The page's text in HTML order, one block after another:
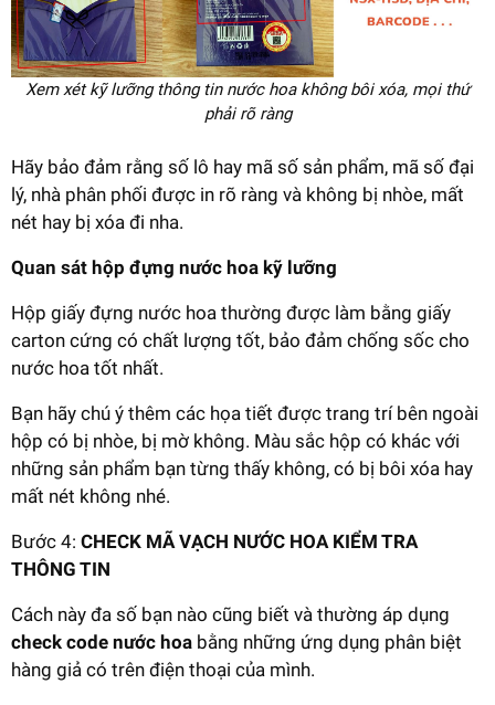
Xem xét kỹ lưỡng thông tin nước hoa không bôi xóa, mọi thứ
phải rõ ràng
Hãy bảo đảm rằng số lô hay mã số sản phẩm, mã số đại
lý, nhà phân phối được in rõ ràng và không bị nhòe, mất
nét hay bị xóa đi nha.
Quan sát hộp đựng nước hoa kỹ lưỡng
Hộp giấy đựng nước hoa thường được làm bằng giấy
carton cứng có chất lượng tốt, bảo đảm chống sốc cho
nước hoa tốt nhất.
Bạn hãy chú ý thêm các họa tiết được trang trí bên ngoài
hộp có bị nhòe, bị mờ không. Màu sắc hộp có khác với
những sản phẩm bạn từng thấy không, có bị bôi xóa hay
mất nét không nhé.
Bước 4: CHECK MÃ VẠCH NƯỚC HOA KIỂM TRA
THÔNG TIN
Cách này đa số bạn nào cũng biết và thường áp dụng
check code nước hoa bằng những ứng dụng phân biệt
hàng giả có trên điện thoại của mình.